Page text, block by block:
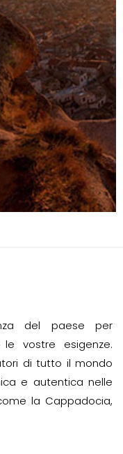
del paese per
vostre esigenze.
di tutto il mondo
e autentica nelle
la Cappadocia,